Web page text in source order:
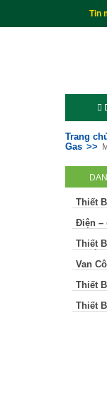
Tin
Trang
Gas
Thiết
Điện –
Thiết
Van
Thiết
Thiết